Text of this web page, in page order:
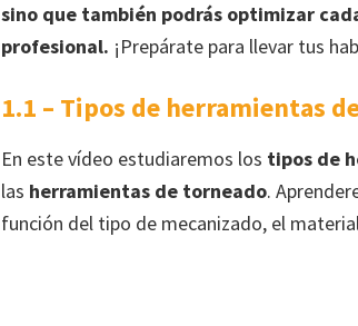
sino que también podrás optimizar
profesional. ¡Prepárate para llevar tus
1.1 – Tipos de herramientas
En este vídeo estudiaremos los tipos de
las herramientas de torneado.
función del tipo de mecanizado, el